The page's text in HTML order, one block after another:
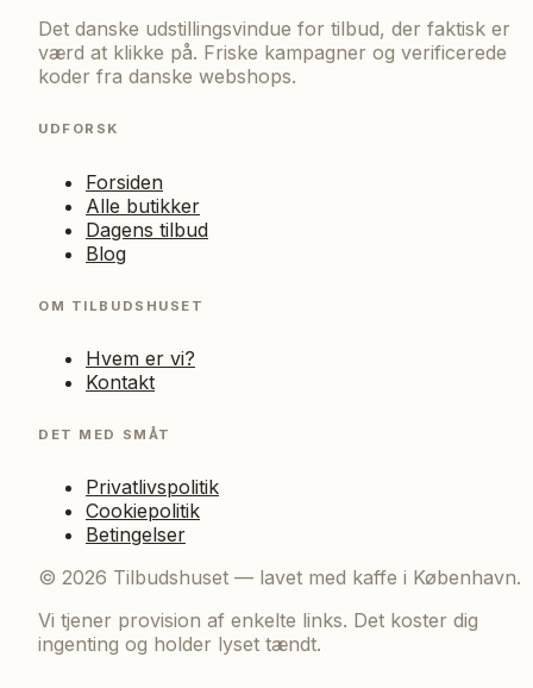
Det danske udstillingsvindue for tilbud, der faktisk er
værd at klikke på. Friske kampagner og verificerede
koder fra danske webshops.
UDFORSK
Forsiden
Alle butikker
Dagens tilbud
Blog
OM TILBUDSHUSET
Hvem er vi?
Kontakt
DET MED SMÅT
Privatlivspolitik
Cookiepolitik
Betingelser
© 2026 Tilbudshuset — lavet med kaffe i København.
Vi tjener provision af enkelte links. Det koster dig
ingenting og holder lyset tændt.